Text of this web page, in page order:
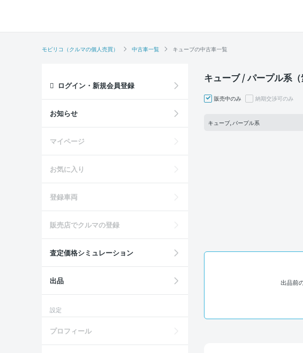
モビリコ（クルマの個人売買） 中古車一覧 キューブの中古車一覧
キューブ / パープル系
販売中のみ 納期交渉可のみ
キューブ, パープル系
出品前
ログイン・新規会員登録
お知らせ
マイページ
お気に入り
登録車両
販売店でクルマの登録
査定価格シミュレーション
出品
設定
プロフィール